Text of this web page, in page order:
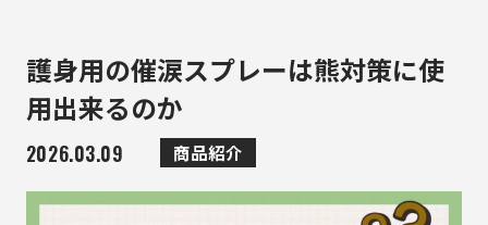
護身用の催涙スプレーは熊対策に使
用出来るのか
2026.03.09 商品紹介